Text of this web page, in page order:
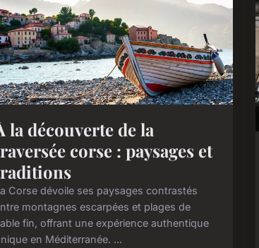
la découverte de la
corse : paysages et
Corse dévoile ses paysages contrastés
montagnes escarpées et plages de
fin, offrant une expérience authentique
en Méditerranée. ...